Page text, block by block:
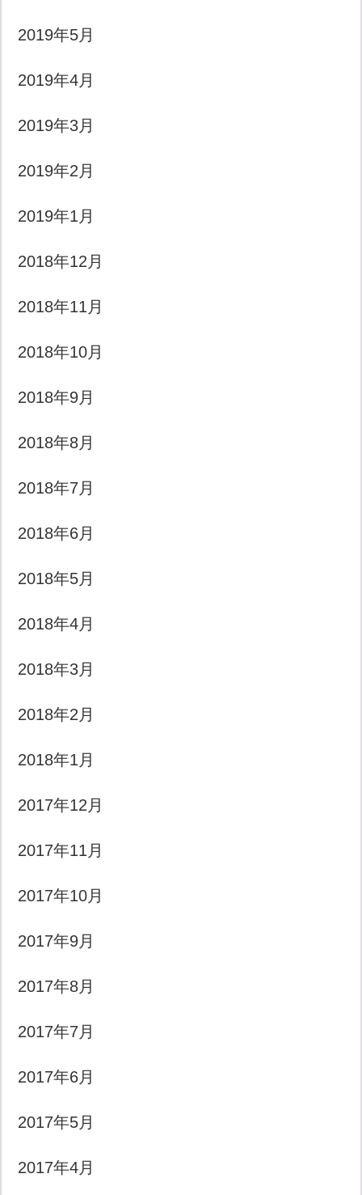
2019年5月
2019年4月
2019年3月
2019年2月
2019年1月
2018年12月
2018年11月
2018年10月
2018年9月
2018年8月
2018年7月
2018年6月
2018年5月
2018年4月
2018年3月
2018年2月
2018年1月
2017年12月
2017年11月
2017年10月
2017年9月
2017年8月
2017年7月
2017年6月
2017年5月
2017年4月